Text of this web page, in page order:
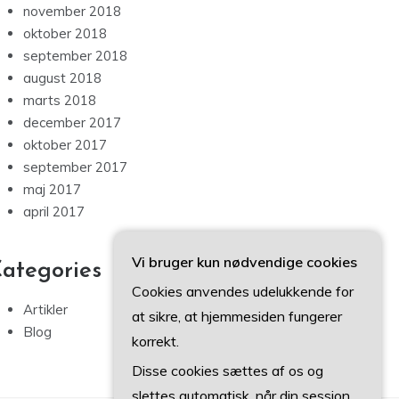
november 2018
oktober 2018
september 2018
august 2018
marts 2018
december 2017
oktober 2017
september 2017
maj 2017
april 2017
Artikler
Blog
Vi bruger kun nødvendige cookies
Cookies anvendes udelukkende for
at sikre, at hjemmesiden fungerer
korrekt.
Disse cookies sættes af os og
slettes automatisk, når din session